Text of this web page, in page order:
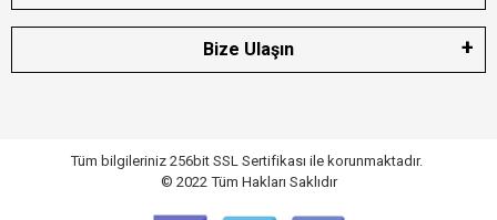
Bize Ulaşın
Tüm bilgileriniz 256bit SSL Sertifikası ile korunmaktadır.
© 2022 Tüm Hakları Saklıdır